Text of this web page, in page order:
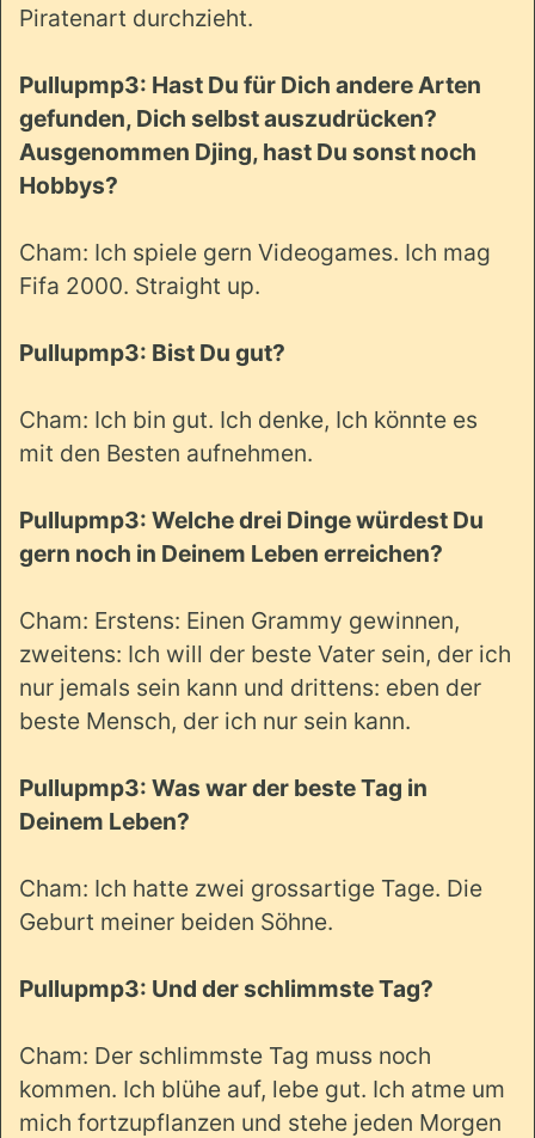
Piratenart durchzieht.
Pullupmp3: Hast Du für Dich andere Arten
gefunden, Dich selbst auszudrücken?
Ausgenommen Djing, hast Du sonst noch
Hobbys?
Cham: Ich spiele gern Videogames. Ich mag
Fifa 2000. Straight up.
Pullupmp3: Bist Du gut?
Cham: Ich bin gut. Ich denke, Ich könnte es
mit den Besten aufnehmen.
Pullupmp3: Welche drei Dinge würdest Du
gern noch in Deinem Leben erreichen?
Cham: Erstens: Einen Grammy gewinnen,
zweitens: Ich will der beste Vater sein, der ich
nur jemals sein kann und drittens: eben der
beste Mensch, der ich nur sein kann.
Pullupmp3: Was war der beste Tag in
Deinem Leben?
Cham: Ich hatte zwei grossartige Tage. Die
Geburt meiner beiden Söhne.
Pullupmp3: Und der schlimmste Tag?
Cham: Der schlimmste Tag muss noch
kommen. Ich blühe auf, lebe gut. Ich atme um
mich fortzupflanzen und stehe jeden Morgen